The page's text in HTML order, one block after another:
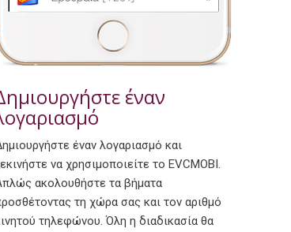
έναν
έναν λογαριασμό και
να χρησιμοποιείτε το EVCMOBI.
ακολουθήστε τα βήματα
τη χώρα σας και τον αριθμό
τηλεφώνου. Όλη η διαδικασία θα